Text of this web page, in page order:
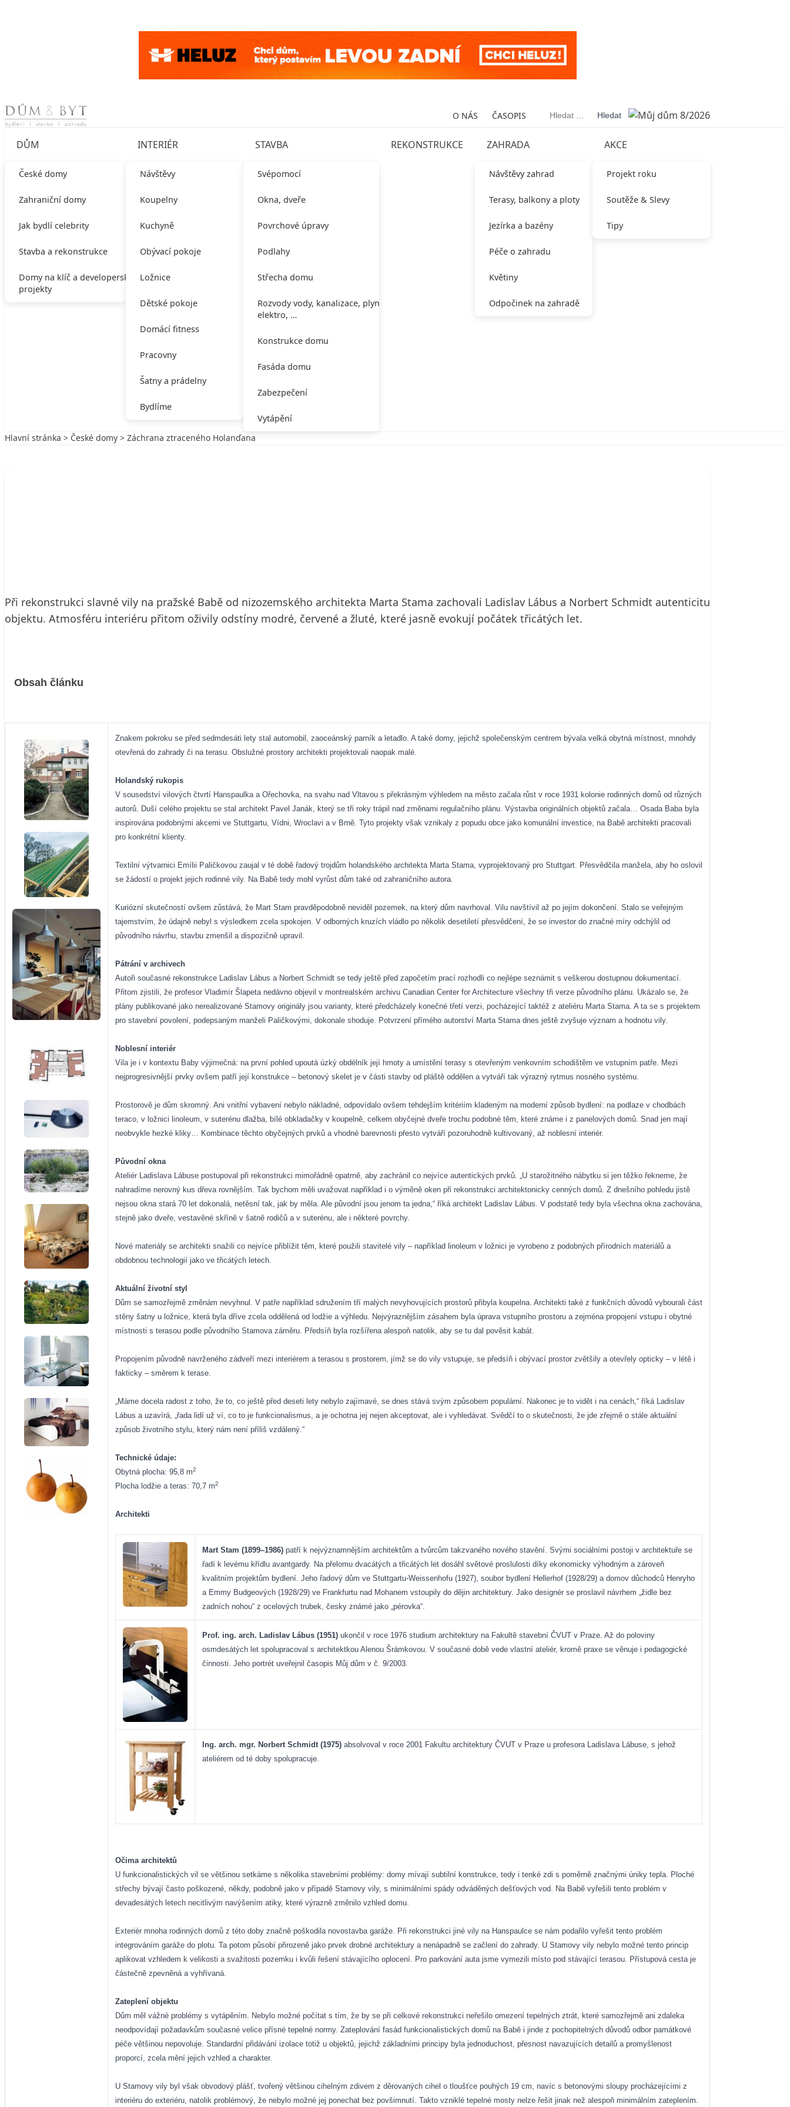
Skip to content O NÁS ČASOPIS Vyhledávání
DŮM
České domy
Zahraniční domy
Jak bydlí celebrity
Stavba a rekonstrukce
Domy na klíč a developerské
projekty
INTERIÉR
Návštěvy
Koupelny
Kuchyně
Obývací pokoje
Ložnice
Dětské pokoje
Domácí fitness
Pracovny
Šatny a prádelny
Bydlíme
STAVBA
Svépomocí
Okna, dveře
Povrchové úpravy
Podlahy
Střecha domu
Rozvody vody, kanalizace, plynu,
elektro, …
Konstrukce domu
Fasáda domu
Zabezpečení
Vytápění
REKONSTRUKCE ZAHRADA
Návštěvy zahrad
Terasy, balkony a ploty
Jezírka a bazény
Péče o zahradu
Květiny
Odpočinek na zahradě
AKCE
Projekt roku
Soutěže & Slevy
Tipy
Hlavní stránka > České domy > Záchrana ztraceného Holanďana
Při rekonstrukci slavné vily na pražské Babě od nizozemského architekta Marta Stama zachovali Ladislav Lábus a Norbert Schmidt autenticitu
objektu. Atmosféru interiéru přitom oživily odstíny modré, červené a žluté, které jasně evokují počátek třicátých let.
Obsah článku
Znakem pokroku se před sedmdesáti lety stal automobil, zaoceánský parník a letadlo. A také domy, jejichž společenským centrem bývala velká obytná místnost, mnohdy
otevřená do zahrady či na terasu. Obslužné prostory architekti projektovali naopak malé.
Holandský rukopis
V sousedství vilových čtvrtí Hanspaulka a Ořechovka, na svahu nad Vltavou s překrásným výhledem na město začala růst v roce 1931 kolonie rodinných domů od různých
autorů. Duší celého projektu se stal architekt Pavel Janák, který se tři roky trápil nad změnami regulačního plánu. Výstavba originálních objektů začala… Osada Baba byla
inspirována podobnými akcemi ve Stuttgartu, Vídni, Wroclavi a v Brně. Tyto projekty však vznikaly z popudu obce jako komunální investice, na Babě architekti pracovali
pro konkrétní klienty.
Textilní výtvarnici Emílii Paličkovou zaujal v té době řadový trojdům holandského architekta Marta Stama, vyprojektovaný pro Stuttgart. Přesvědčila manžela, aby ho oslovil
se žádostí o projekt jejich rodinné vily. Na Babě tedy mohl vyrůst dům také od zahraničního autora.
Kuriózní skutečností ovšem zůstává, že Mart Stam pravděpodobně neviděl pozemek, na který dům navrhoval. Vilu navštívil až po jejím dokončení. Stalo se veřejným
tajemstvím, že údajně nebyl s výsledkem zcela spokojen. V odborných kruzích vládlo po několik desetiletí přesvědčení, že se investor do značné míry odchýlil od
původního návrhu, stavbu zmenšil a dispozičně upravil.
Pátrání v archivech
Autoři současné rekonstrukce Ladislav Lábus a Norbert Schmidt se tedy ještě před započetím prací rozhodli co nejlépe seznámit s veškerou dostupnou dokumentací.
Přitom zjistili, že profesor Vladimír Šlapeta nedávno objevil v montrealském archivu Canadian Center for Architecture všechny tři verze původního plánu. Ukázalo se, že
plány publikované jako nerealizované Stamovy originály jsou varianty, které předcházely konečné třetí verzi, pocházející taktéž z ateliéru Marta Stama. A ta se s projektem
pro stavební povolení, podepsaným manželi Paličkovými, dokonale shoduje. Potvrzení přímého autorství Marta Stama dnes ještě zvyšuje význam a hodnotu vily.
Noblesní interiér
Vila je i v kontextu Baby výjimečná: na první pohled upoutá úzký obdélník její hmoty a umístění terasy s otevřeným venkovním schodištěm ve vstupním patře. Mezi
nejprogresivnější prvky ovšem patří její konstrukce – betonový skelet je v části stavby od pláště oddělen a vytváří tak výrazný rytmus nosného systému.
Prostorově je dům skromný. Ani vnitřní vybavení nebylo nákladné, odpovídalo ovšem tehdejším kritériím kladeným na moderní způsob bydlení: na podlaze v chodbách
teraco, v ložnici linoleum, v suterénu dlažba, bílé obkladačky v koupelně, celkem obyčejné dveře trochu podobné těm, které známe i z panelových domů. Snad jen mají
neobvykle hezké kliky… Kombinace těchto obyčejných prvků a vhodné barevnosti přesto vytváří pozoruhodně kultivovaný, až noblesní interiér.
Původní okna
Ateliér Ladislava Lábuse postupoval při rekonstrukci mimořádně opatrně, aby zachránil co nejvíce autentických prvků. „U starožitného nábytku si jen těžko řekneme, že
nahradíme nerovný kus dřeva rovnějším. Tak bychom měli uvažovat například i o výměně oken při rekonstrukci architektonicky cenných domů. Z dnešního pohledu jistě
nejsou okna stará 70 let dokonalá, netěsní tak, jak by měla. Ale původní jsou jenom ta jedna,“ říká architekt Ladislav Lábus. V podstatě tedy byla všechna okna zachována,
stejně jako dveře, vestavěné skříně v šatně rodičů a v suterénu, ale i některé povrchy.
Nové materiály se architekti snažili co nejvíce přiblížit těm, které použili stavitelé vily – například linoleum v ložnici je vyrobeno z podobných přírodních materiálů a
obdobnou technologií jako ve třicátých letech.
Aktuální životní styl
Dům se samozřejmě změnám nevyhnul. V patře například sdružením tří malých nevyhovujících prostorů přibyla koupelna. Architekti také z funkčních důvodů vybourali část
stěny šatny u ložnice, která byla dříve zcela oddělená od lodžie a výhledu. Nejvýraznějším zásahem byla úprava vstupního prostoru a zejména propojení vstupu i obytné
místnosti s terasou podle původního Stamova záměru. Předsíň byla rozšířena alespoň natolik, aby se tu dal pověsit kabát.
Propojením původně navrženého zádveří mezi interiérem a terasou s prostorem, jímž se do vily vstupuje, se předsíň i obývací prostor zvětšily a otevřely opticky – v létě i
fakticky – směrem k terase.
„Máme docela radost z toho, že to, co ještě před deseti lety nebylo zajímavé, se dnes stává svým způsobem populární. Nakonec je to vidět i na cenách,“ říká Ladislav
Lábus a uzavírá, „řada lidí už ví, co to je funkcionalismus, a je ochotna jej nejen akceptovat, ale i vyhledávat. Svědčí to o skutečnosti, že jde zřejmě o stále aktuální
způsob životního stylu, který nám není příliš vzdálený.“
Technické údaje:
Obytná plocha: 95,8 m2
Plocha lodžie a teras: 70,7 m2
Architekti
Mart Stam (1899–1986) patří k nejvýznamnějším architektům a tvůrcům takzvaného nového stavění. Svými sociálními postoji v architektuře se
řadí k levému křídlu avantgardy. Na přelomu dvacátých a třicátých let dosáhl světové proslulosti díky ekonomicky výhodným a zároveň
kvalitním projektům bydlení. Jeho řadový dům ve Stuttgartu-Weissenhofu (1927), soubor bydlení Hellerhof (1928/29) a domov důchodců Henryho
a Emmy Budgeových (1928/29) ve Frankfurtu nad Mohanem vstoupily do dějin architektury. Jako designér se proslavil návrhem „židle bez
zadních nohou“ z ocelových trubek, česky známé jako „pérovka“.
Prof. ing. arch. Ladislav Lábus (1951) ukončil v roce 1976 studium architektury na Fakultě stavební ČVUT v Praze. Až do poloviny
osmdesátých let spolupracoval s architektkou Alenou Šrámkovou. V současné době vede vlastní ateliér, kromě praxe se věnuje i pedagogické
činnosti. Jeho portrét uveřejnil časopis Můj dům v č. 9/2003.
Ing. arch. mgr. Norbert Schmidt (1975) absolvoval v roce 2001 Fakultu architektury ČVUT v Praze u profesora Ladislava Lábuse, s jehož
ateliérem od té doby spolupracuje.
Očima architektů
U funkcionalistických vil se většinou setkáme s několika stavebními problémy: domy mívají subtilní konstrukce, tedy i tenké zdi s poměrně značnými úniky tepla. Ploché
střechy bývají často poškozené, někdy, podobně jako v případě Stamovy vily, s minimálními spády odváděných dešťových vod. Na Babě vyřešili tento problém v
devadesátých letech necitlivým navýšením atiky, které výrazně změnilo vzhled domu.
Exteriér mnoha rodinných domů z této doby značně poškodila novostavba garáže. Při rekonstrukci jiné vily na Hanspaulce se nám podařilo vyřešit tento problém
integrováním garáže do plotu. Ta potom působí přirozeně jako prvek drobné architektury a nenápadně se začlení do zahrady. U Stamovy vily nebylo možné tento princip
aplikovat vzhledem k velikosti a svažitosti pozemku i kvůli řešení stávajícího oplocení. Pro parkování auta jsme vymezili místo pod stávající terasou. Přístupová cesta je
částečně zpevněná a vyhřívaná.
Zateplení objektu
Dům měl vážné problémy s vytápěním. Nebylo možné počítat s tím, že by se při celkové rekonstrukci neřešilo omezení tepelných ztrát, které samozřejmě ani zdaleka
neodpovídají požadavkům současné velice přísné tepelné normy. Zateplování fasád funkcionalistických domů na Babě i jinde z pochopitelných důvodů odbor památkové
péče většinou nepovoluje. Standardní přidávání izolace totiž u objektů, jejichž základními principy byla jednoduchost, přesnost navazujících detailů a promyšlenost
proporcí, zcela mění jejich vzhled a charakter.
U Stamovy vily byl však obvodový plášť, tvořený většinou cihelným zdivem z děrovaných cihel o tloušťce pouhých 19 cm, navíc s betonovými sloupy procházejícími z
interiéru do exteriéru, natolik problémový, že nebylo možné jej ponechat bez povšimnutí. Takto vzniklé tepelné mosty nelze řešit jinak než alespoň minimálním zateplením.